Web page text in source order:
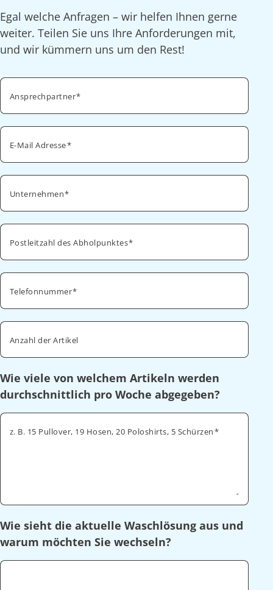
Egal welche Anfragen – wir helfen Ihnen gerne
weiter. Teilen Sie uns Ihre Anforderungen mit,
und wir kümmern uns um den Rest!
Ansprechpartner
E-Mail Adresse
Unternehmen
Postleitzahl des Abholpunktes
Telefonnummer
Anzahl der Artikel
Wie viele von welchem Artikeln werden
durchschnittlich pro Woche abgegeben?
z. B. 15 Pullover, 19 Hosen, 20 Poloshirts, 5 Schürzen
Wie sieht die aktuelle Waschlösung aus und
warum möchten Sie wechseln?